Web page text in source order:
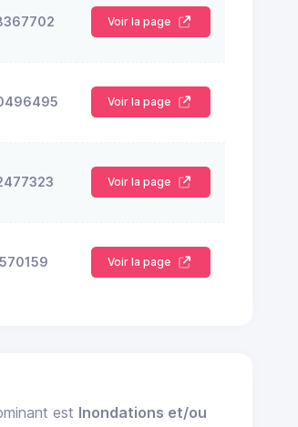
Voir la page
Voir la page
Voir la page
Voir la page
est Inondations et/ou